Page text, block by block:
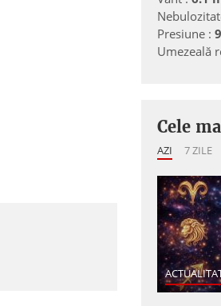
Presiune :
Umezeală
Cele
AZI 7 ZILE